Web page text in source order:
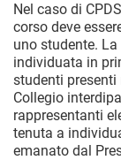
Nel caso di
corso deve
uno studente.
individuata in
studenti
Collegio
rappresentanti
tenuta a
emanato dal